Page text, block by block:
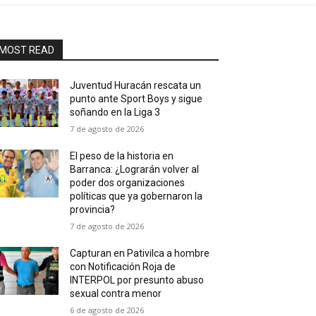
READ
Juventud Huracán rescata un
punto ante Sport Boys y sigue
soñando en la Liga 3
7 de agosto de 2026
El peso de la historia en
Barranca: ¿Lograrán volver al
poder dos organizaciones
políticas que ya gobernaron la
provincia?
7 de agosto de 2026
Capturan en Pativilca a hombre
con Notificación Roja de
INTERPOL por presunto abuso
sexual contra menor
6 de agosto de 2026